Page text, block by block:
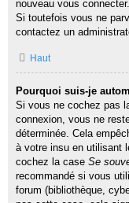
nouveau vous connecter.
Si toutefois vous ne
contactez un
Haut
Pourquoi suis-je
Si vous ne cochez pas
connexion, vous ne
déterminée. Cela
à votre insu en utilisant
cochez la case Se
recommandé si vous
forum (bibliothèque,